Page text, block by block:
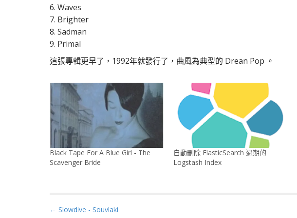
6. Waves
7. Brighter
8. Sadman
9. Primal
這張專輯更早了，1992年就發行了，曲風為典型的 Drean Pop 。
Black Tape For A Blue Girl - The
Scavenger Bride
自動刪除 ElasticSearch 過期的
Logstash Index
P
← Slowdive - Souvlaki